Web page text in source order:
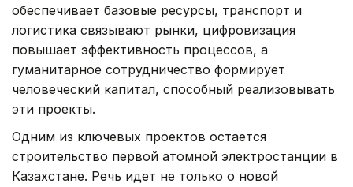
обеспечивает базовые ресурсы, транспорт и
логистика связывают рынки, цифровизация
повышает эффективность процессов, а
гуманитарное сотрудничество формирует
человеческий капитал, способный реализовывать
эти проекты.
Одним из ключевых проектов остается
строительство первой атомной электростанции в
Казахстане. Речь идет не только о новой